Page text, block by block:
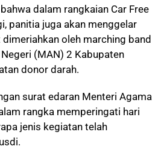
dalam rangkaian Car Free
panitia juga akan menggelar
oleh marching band
(MAN) 2 Kabupaten
donor darah.
surat edaran Menteri Agama
rangka memperingati hari
jenis kegiatan telah